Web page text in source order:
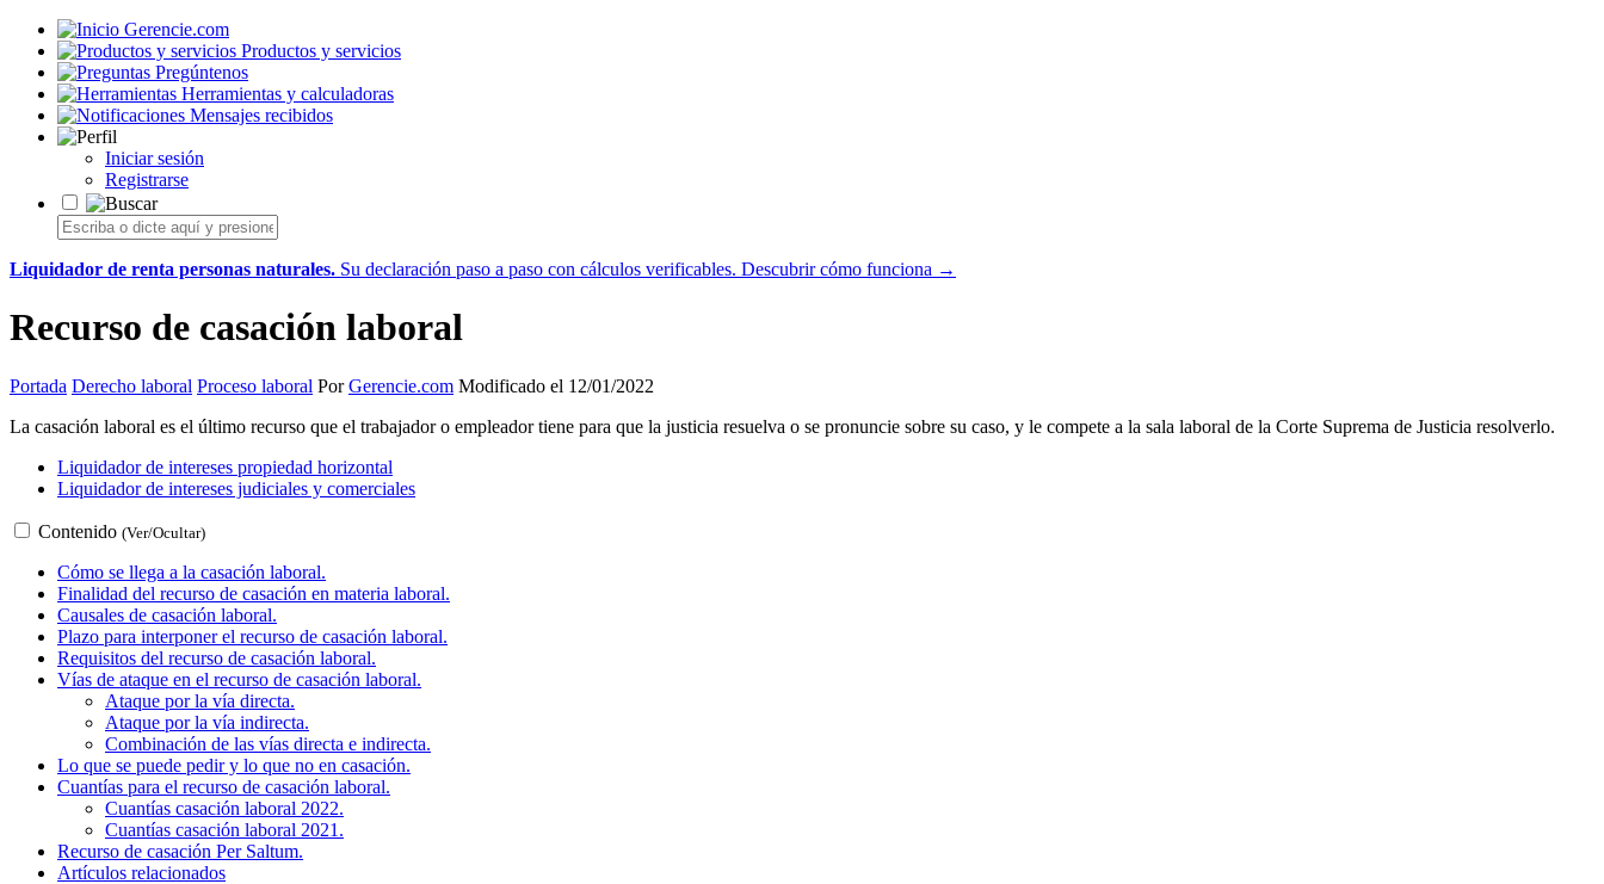
Gerencie.com
Productos y servicios
Pregúntenos
Herramientas y calculadoras
Mensajes recibidos
Iniciar sesión
Registrarse
Liquidador de renta personas naturales. Su declaración paso a paso con cálculos verificables. Descubrir cómo funciona →
Recurso de casación laboral
Portada Derecho laboral Proceso laboral PorGerencie.com Modificado el 12/01/2022
La casación laboral es el último recurso que el trabajador o empleador tiene para que la justicia resuelva o se pronuncie sobre su caso, y le compete a la sala laboral de la Corte Suprema de Justicia resolverlo.
Liquidador de intereses propiedad horizontal
Liquidador de intereses judiciales y comerciales
Contenido (Ver/Ocultar)
Cómo se llega a la casación laboral.
Finalidad del recurso de casación en materia laboral.
Causales de casación laboral.
Plazo para interponer el recurso de casación laboral.
Requisitos del recurso de casación laboral.
Vías de ataque en el recurso de casación laboral.
Ataque por la vía directa.
Ataque por la vía indirecta.
Combinación de las vías directa e indirecta.
Lo que se puede pedir y lo que no en casación.
Cuantías para el recurso de casación laboral.
Cuantías casación laboral 2022.
Cuantías casación laboral 2021.
Recurso de casación Per Saltum.
Artículos relacionados